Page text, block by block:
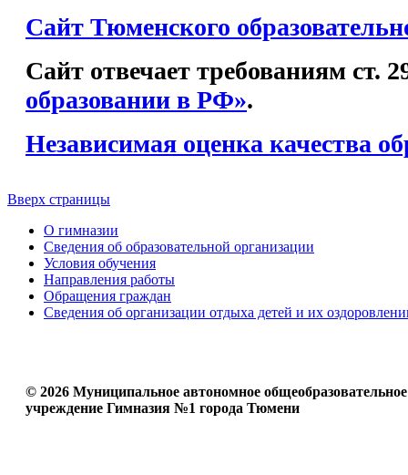
Сайт Тюменского
Сайт отвечает требованиям ст.
образовании в РФ».
Независимая оценка качества
Вверх страницы
О гимназии
Сведения об образовательной организации
Условия обучения
Направления работы
Обращения граждан
Сведения об организации отдыха детей и их
© 2026 Муниципальное автономное общеобразовательное
учреждение Гимназия №1 города Тюмени